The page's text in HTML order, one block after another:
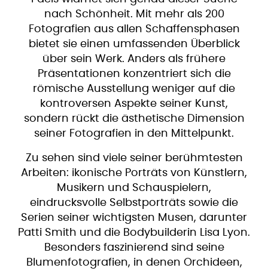
nach Schönheit. Mit mehr als 200
Fotografien aus allen Schaffensphasen
bietet sie einen umfassenden Überblick
über sein Werk. Anders als frühere
Präsentationen konzentriert sich die
römische Ausstellung weniger auf die
kontroversen Aspekte seiner Kunst,
sondern rückt die ästhetische Dimension
seiner Fotografien in den Mittelpunkt.
Zu sehen sind viele seiner berühmtesten
Arbeiten: ikonische Porträts von Künstlern,
Musikern und Schauspielern,
eindrucksvolle Selbstporträts sowie die
Serien seiner wichtigsten Musen, darunter
Patti Smith und die Bodybuilderin Lisa Lyon.
Besonders faszinierend sind seine
Blumenfotografien, in denen Orchideen,